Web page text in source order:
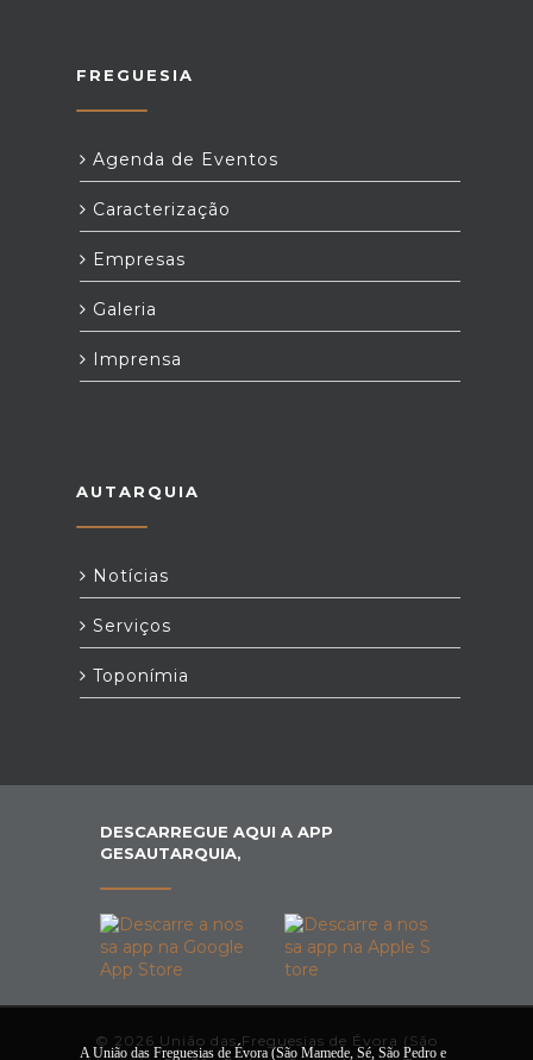
FREGUESIA
Agenda de Eventos
Caracterização
Empresas
Galeria
Imprensa
AUTARQUIA
Notícias
Serviços
Toponímia
DESCARREGUE AQUI A APP
GESAUTARQUIA,
© 2026 União das Freguesias de Évora (São
A União das Freguesias de Évora (São Mamede, Sé, São Pedro e